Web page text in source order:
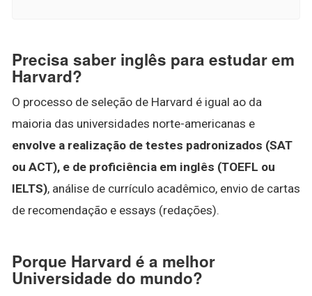
Precisa saber inglês para estudar em
Harvard?
O processo de seleção de Harvard é igual ao da
maioria das universidades norte-americanas e
envolve a realização de testes padronizados (SAT
ou ACT), e de proficiência em inglês (TOEFL ou
IELTS), análise de currículo acadêmico, envio de cartas
de recomendação e essays (redações).
Porque Harvard é a melhor
Universidade do mundo?